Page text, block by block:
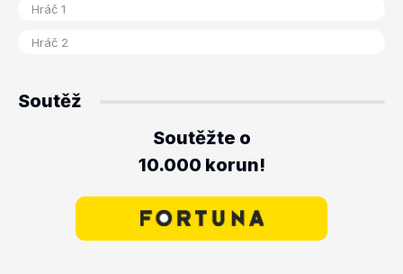
Soutěž
Soutěžte o
10.000 korun!